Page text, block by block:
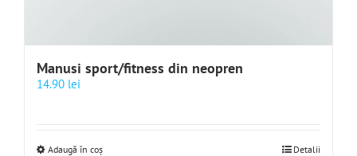
Manusi sport/fitness din neopren
14.90 lei
Adaugă în coș Detalii